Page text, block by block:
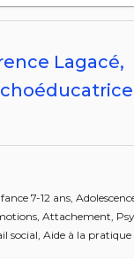
7-12 ans,
Attachement,
social, Aide à la pratique
Lagacé,